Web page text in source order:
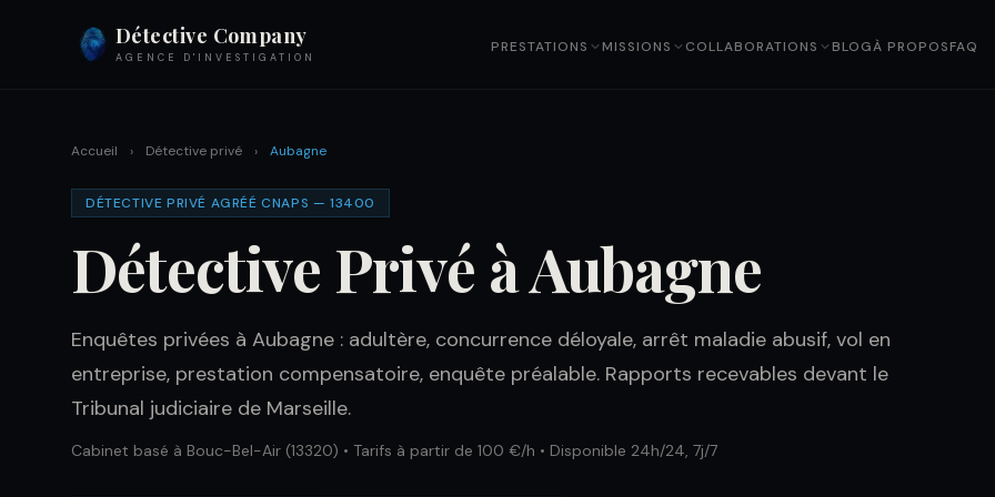
Détective Company
AGENCE D'INVESTIGATION
PRESTATIONS MISSIONS COLLABORATIONS BLOGÀ PROPOSFAQ
Accueil › Détective privé › Aubagne
DÉTECTIVE PRIVÉ AGRÉÉ CNAPS — 13400
Détective Privé à Aubagne
Enquêtes privées à Aubagne : adultère, concurrence déloyale, arrêt maladie abusif, vol en
entreprise, prestation compensatoire, enquête préalable. Rapports recevables devant le
Tribunal judiciaire de Marseille.
Cabinet basé à Bouc-Bel-Air (13320) • Tarifs à partir de 100 €/h • Disponible 24h/24, 7j/7